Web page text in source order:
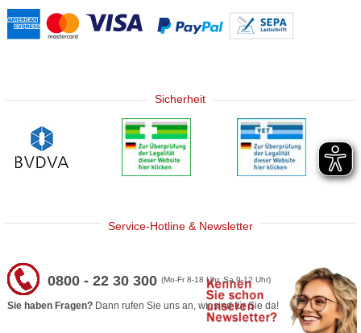
Sicherheit
Service-Hotline & Newsletter
0800 - 22 30 300(Mo-Fr 8-18 Uhr, Sa 9-12 Uhr)
Sie haben Fragen? Dann rufen Sie uns an, wir sind für Sie da!